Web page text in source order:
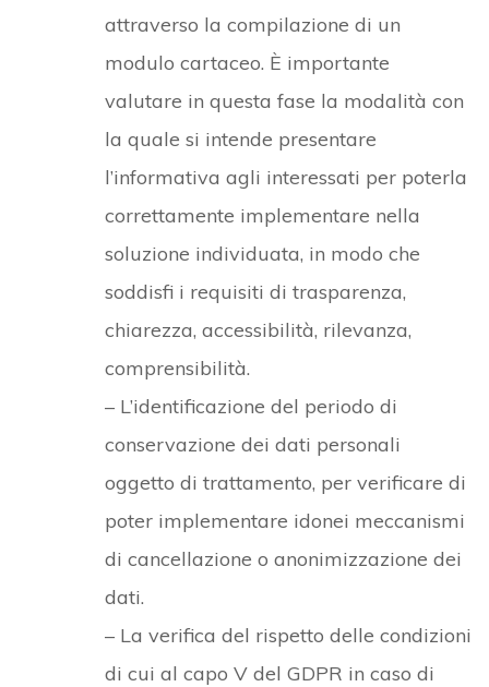
attraverso la compilazione di un
modulo cartaceo. È importante
valutare in questa fase la modalità con
la quale si intende presentare
l’informativa agli interessati per poterla
correttamente implementare nella
soluzione individuata, in modo che
soddisfi i requisiti di trasparenza,
chiarezza, accessibilità, rilevanza,
comprensibilità.
– L’identificazione del periodo di
conservazione dei dati personali
oggetto di trattamento, per verificare di
poter implementare idonei meccanismi
di cancellazione o anonimizzazione dei
dati.
– La verifica del rispetto delle condizioni
di cui al capo V del GDPR in caso di